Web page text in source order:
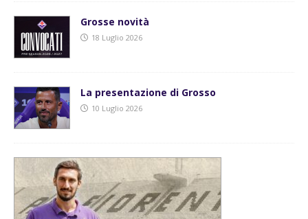
Grosse novità
18 Luglio 2026
La presentazione di Grosso
10 Luglio 2026